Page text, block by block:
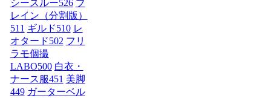
シースルー526 ブ
レイン（分割版）
511 ギルド510 レ
オタード502 フリ
ラモ個撮
LABO500 白衣・
ナース服451 美脚
449 ガーターベル